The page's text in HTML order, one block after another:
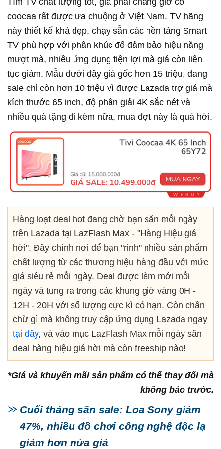
coocaa rất được ưa chuộng ở Việt Nam. TV hãng
này thiết kế khá đẹp, chạy sẵn các nền tảng Smart
TV phù hợp với phân khúc để đảm bảo hiệu năng
mượt mà, nhiều ứng dụng tiện lợi mà giá còn liên
tục giảm. Mẫu dưới đây giá gốc hơn 15 triệu, đang
sale chỉ còn hơn 10 triệu vì được Lazada trợ giá mà
kích thước 65 inch, độ phân giải 4K sắc nét và
nhiều quà tặng đi kèm nữa, mua đợt này là quá hời.
Hàng loạt deal hot đang chờ bạn săn mỗi ngày
trên Lazada tại LazFlash Max - "Hàng Hiệu giá
hời". Đây chính nơi để bạn "rinh" nhiều sản phẩm
chất lượng từ các thương hiệu hàng đầu với mức
giá siêu rẻ mỗi ngày. Deal được làm mới mỗi
ngày và tung ra trong các khung giờ vàng 0H -
12H - 20H với số lượng cực kì có hạn. Còn chần
chừ gì mà không truy cập ứng dụng Lazada ngay
tại đây, và vào mục LazFlash Max mỗi ngày săn
deal hàng hiệu giá hời mà còn freeship nào!
*Giá và khuyến mãi sản phẩm có thể thay đổi mà
không báo trước.
Cuối tháng săn sale: Loa Sony giảm
47%, nhiều đồ chơi công nghệ độc lạ
giảm hơn nửa giá